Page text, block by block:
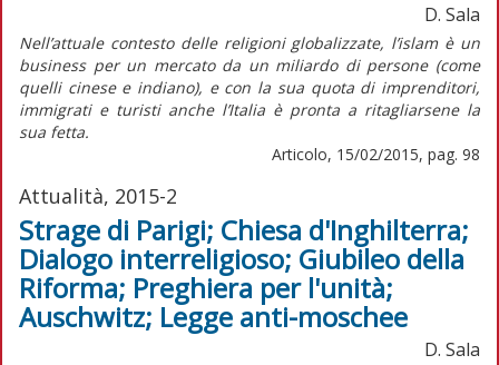
D. Sala
Nell’attuale contesto delle religioni globalizzate, l’islam è un
business per un mercato da un miliardo di persone (come
quelli cinese e indiano), e con la sua quota di imprenditori,
immigrati e turisti anche l’Italia è pronta a ritagliarsene la
sua fetta.
Articolo, 15/02/2015, pag. 98
Attualità, 2015-2
Strage di Parigi; Chiesa d'Inghilterra;
Dialogo interreligioso; Giubileo della
Riforma; Preghiera per l'unità;
Auschwitz; Legge anti-moschee
D. Sala